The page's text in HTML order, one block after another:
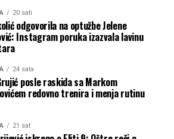
20 sati
odgovorila na optužbe Jelene
Instagram poruka izazvala lavinu
24 sata
posle raskida sa Markom
redovno trenira i menja rutinu
21 sat